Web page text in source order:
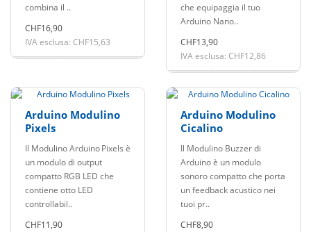
combina il ..
CHF16,90
IVA esclusa: CHF15,63
che equipaggia il tuo
Arduino Nano..
CHF13,90
IVA esclusa: CHF12,86
Arduino Modulino
Pixels
Il Modulino Arduino Pixels è
un modulo di output
compatto RGB LED che
contiene otto LED
controllabil..
CHF11,90
Arduino Modulino
Cicalino
Il Modulino Buzzer di
Arduino è un modulo
sonoro compatto che porta
un feedback acustico nei
tuoi pr..
CHF8,90